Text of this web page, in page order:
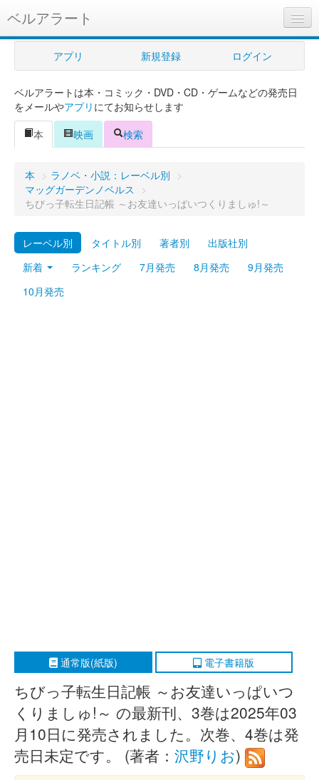
ベルアラート
ベルアラートとは
ヘルプ
新規登録
ログイン
購入管理
プレミアム
アプリ 新規登録 ログイン
ベルアラートは本・コミック・DVD・CD・ゲームなどの発売日
をメールやアプリ にてお知らせします
本
映画 検索
本 > ラノベ・小説：レーベル別 >
マッグガーデンノベルス
>
ちびっ子転生日記帳 ～お友達いっぱいつくりましゅ!～
レーベル別 タイトル別 著者別
出版社別
新着
ランキング 7月発売 8月発売
9月発売
10月発売
通常版(紙版) 電子書籍版
ちびっ子転生日記帳 ～お友達いっぱいつ
くりましゅ!～ の最新刊、3巻は2025年03
月10日に発売されました。次巻、4巻は発
売日未定です。 (著者： 沢野りお)